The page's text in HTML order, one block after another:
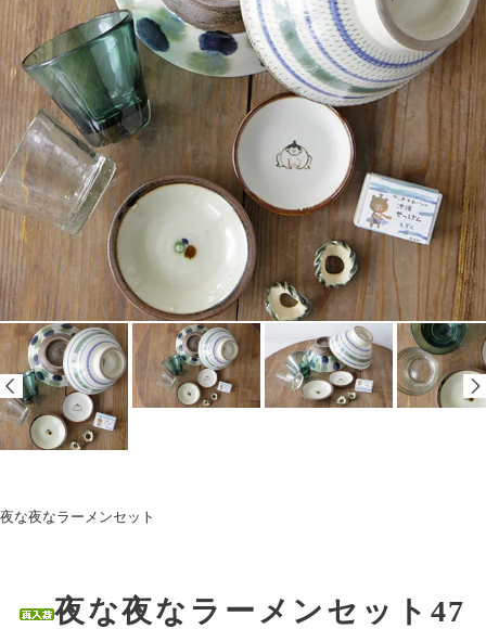
夜な夜なラーメンセット
夜な夜なラーメンセット47